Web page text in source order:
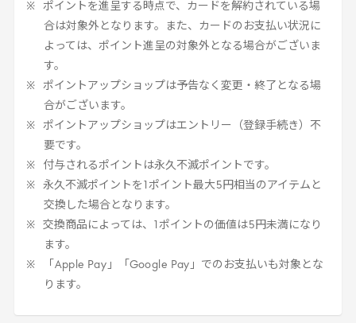
ポイントを進呈する時点で、カードを解約されている場
合は対象外となります。また、カードのお支払い状況に
よっては、ポイント進呈の対象外となる場合がございま
す。
ポイントアップショップは予告なく変更・終了となる場
合がございます。
ポイントアップショップはエントリー（登録手続き）不
要です。
付与されるポイントは永久不滅ポイントです。
永久不滅ポイントを
ポイント最大5 円相当のアイテムと
交換した場合となります。
交換商品によっては、
ポイントの価値は5 円未満になり
ます。
「 Apple Pay 」「 Google Pay 」でのお支払いも対象とな
ります。